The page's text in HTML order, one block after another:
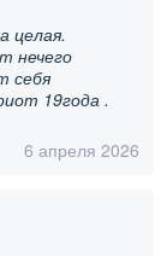
целая.
нечего
себя
19года .
6 апреля 2026